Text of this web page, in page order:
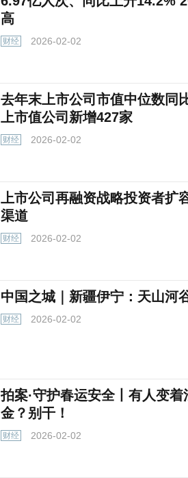
高
财经 2026-02-02
去年末上市公司市值中位数同
上市值公司新增427家
财经 2026-02-02
上市公司再融资战略投资者扩
渠道
财经 2026-02-02
中国之城｜新疆伊宁：天山河
财经 2026-02-02
拍案·守护春运安全丨有人变
金？别干！
财经 2026-02-02